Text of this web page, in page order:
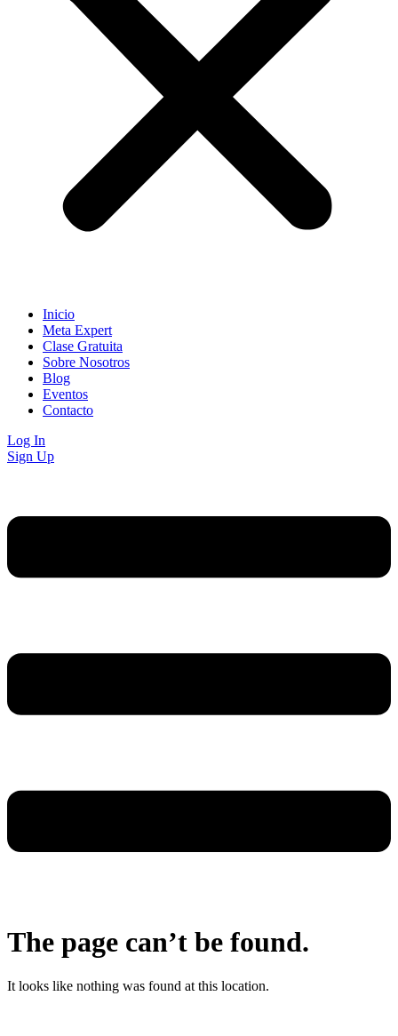
Inicio
Meta Expert
Clase Gratuita
Sobre Nosotros
Blog
Eventos
Contacto
Log In
Sign Up
The page can’t be found.
It looks like nothing was found at this location.